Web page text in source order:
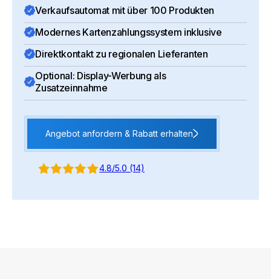
Verkaufsautomat mit über 100 Produkten
Modernes Kartenzahlungssystem inklusive
Direktkontakt zu regionalen Lieferanten
Optional: Display-Werbung als
Zusatzeinnahme
Angebot anfordern & Rabatt erhalten
4.8/5.0 (14)